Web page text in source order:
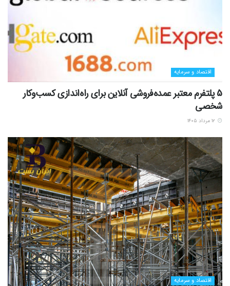
اقتصاد و سرمایه
5 پلتفرم معتبر عمده‌فروشی آنلاین برای راه‌اندازی کسب‌وکار
شخصی
اقتصاد و سرمایه